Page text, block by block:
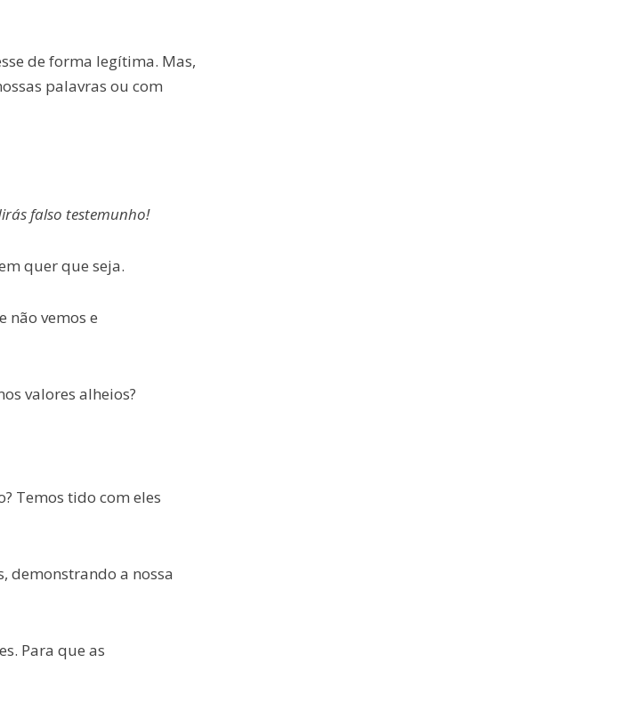
de forma legítima. Mas,
palavras ou com
falso testemunho!
quer que seja.
não vemos e
valores alheios?
Temos tido com eles
demonstrando a nossa
Para que as